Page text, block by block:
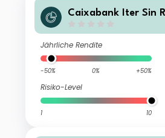
Caixabank Iter Sin
Jährliche Rendite
-50% 0% +50%
Risiko-Level
1 10